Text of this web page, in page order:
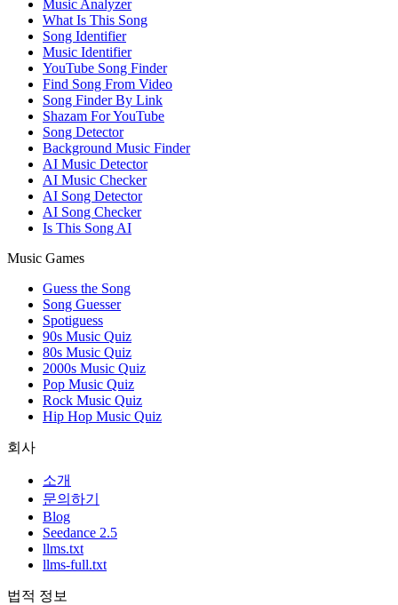
Music Analyzer
What Is This Song
Song Identifier
Music Identifier
YouTube Song Finder
Find Song From Video
Song Finder By Link
Shazam For YouTube
Song Detector
Background Music Finder
AI Music Detector
AI Music Checker
AI Song Detector
AI Song Checker
Is This Song AI
Music Games
Guess the Song
Song Guesser
Spotiguess
90s Music Quiz
80s Music Quiz
2000s Music Quiz
Pop Music Quiz
Rock Music Quiz
Hip Hop Music Quiz
회사
소개
문의하기
Blog
Seedance 2.5
llms.txt
llms-full.txt
법적 정보